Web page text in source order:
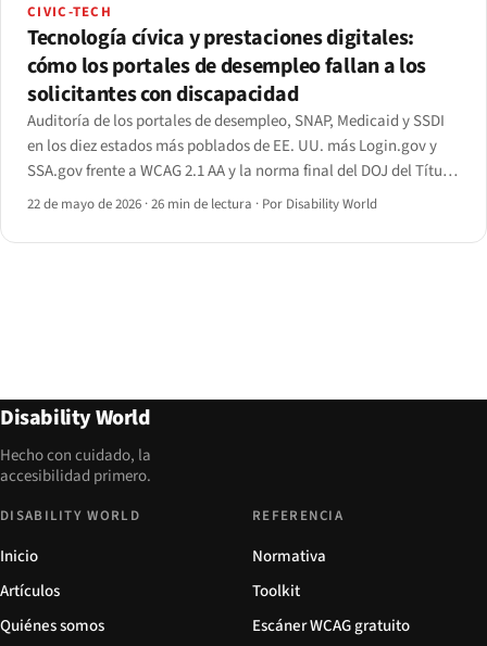
CIVIC-TECH
Tecnología cívica y prestaciones digitales:
cómo los portales de desempleo fallan a los
solicitantes con discapacidad
Auditoría de los portales de desempleo, SNAP, Medicaid y SSDI
en los diez estados más poblados de EE. UU. más Login.gov y
SSA.gov frente a WCAG 2.1 AA y la norma final del DOJ del Título
II de abril de 2024.
22 de mayo de 2026 ·26 min de lectura · Por Disability World
Disability World
Hecho con cuidado, la
accesibilidad primero.
DISABILITY WORLD
Inicio
Artículos
Quiénes somos
REFERENCIA
Normativa
Toolkit
Escáner WCAG gratuito